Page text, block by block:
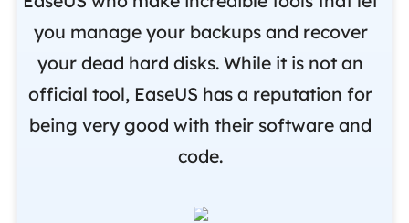
you manage your backups and recover
your dead hard disks. While it is not an
official tool, EaseUS has a reputation for
being very good with their software and
code.